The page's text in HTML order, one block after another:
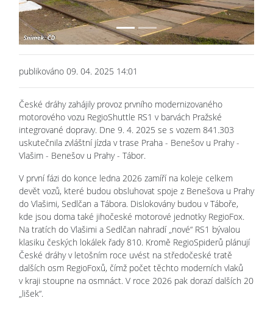
publikováno 09. 04. 2025 14:01
České dráhy zahájily provoz prvního modernizovaného
motorového vozu RegioShuttle RS1 v barvách Pražské
integrované dopravy. Dne 9. 4. 2025 se s vozem 841.303
uskutečnila zvláštní jízda v trase Praha - Benešov u Prahy -
Vlašim - Benešov u Prahy - Tábor.
V první fázi do konce ledna 2026 zamíří na koleje celkem
devět vozů, které budou obsluhovat spoje z Benešova u Prahy
do Vlašimi, Sedlčan a Tábora. Dislokovány budou v Táboře,
kde jsou doma také jihočeské motorové jednotky RegioFox.
Na tratích do Vlašimi a Sedlčan nahradí „nové“ RS1 bývalou
klasiku českých lokálek řady 810. Kromě RegioSpiderů plánují
České dráhy v letošním roce uvést na středočeské tratě
dalších osm RegioFoxů, čímž počet těchto moderních vlaků
v kraji stoupne na osmnáct. V roce 2026 pak dorazí dalších 20
„lišek“.